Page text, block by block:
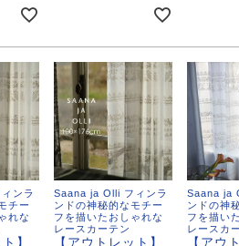
トレット
ンラ
チー
れな
】
Saana ja Olli フィンラ
ンドの神秘的なモチー
フを描いたおしゃれな
レースカーテン
【アウトレット】
Saana ja
ンドの神
フを描い
レースカ
【アウ